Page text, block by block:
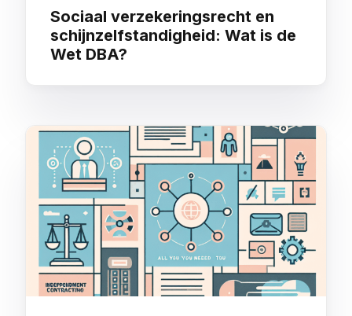
Sociaal verzekeringsrecht en
schijnzelfstandigheid: Wat is de
Wet DBA?